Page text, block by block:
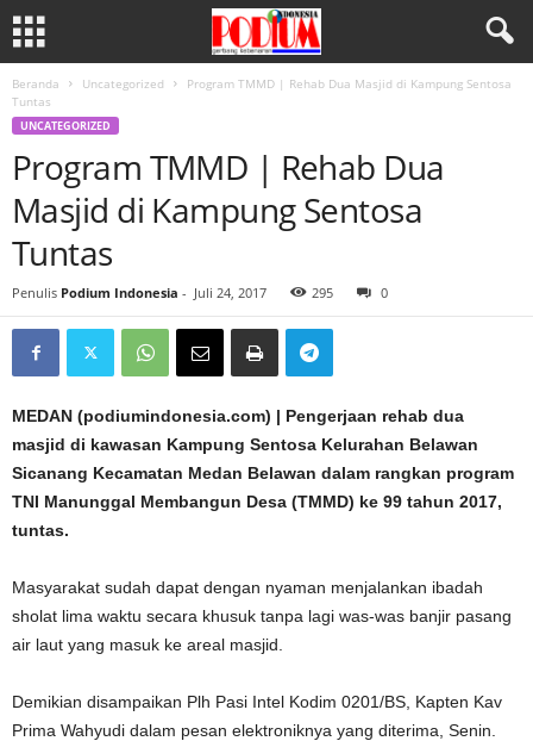
Beranda Uncategorized
Program TMMD | Rehab Dua Masjid di Kampung Sentosa
Tuntas
UNCATEGORIZED
Program TMMD | Rehab Dua
Masjid di Kampung Sentosa
Tuntas
Penulis Podium Indonesia - Juli 24, 2017 295 0
MEDAN (podiumindonesia.com) | Pengerjaan rehab dua
masjid di kawasan Kampung Sentosa Kelurahan Belawan
Sicanang Kecamatan Medan Belawan dalam rangkan program
TNI Manunggal Membangun Desa (TMMD) ke 99 tahun 2017,
tuntas.
Masyarakat sudah dapat dengan nyaman menjalankan ibadah
sholat lima waktu secara khusuk tanpa lagi was-was banjir pasang
air laut yang masuk ke areal masjid.
Demikian disampaikan Plh Pasi Intel Kodim 0201/BS, Kapten Kav
Prima Wahyudi dalam pesan elektroniknya yang diterima, Senin.